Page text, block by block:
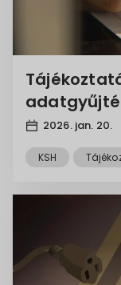
2026. jan. 20.
KSH